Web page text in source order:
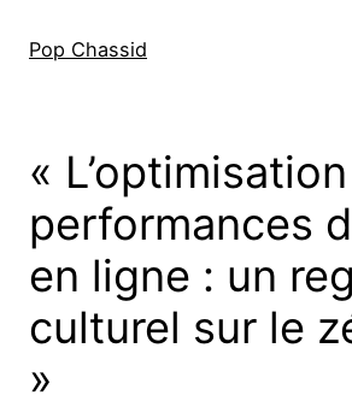
Pop Chassid
«
performances
en ligne : un
culturel sur le
»